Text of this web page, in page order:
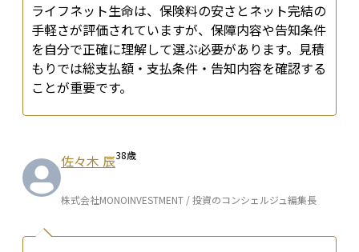
ライフネット生命は、保険料の安さとネット完結の
手軽さが評価されていますが、保障内容や告知条件
を自分で正確に理解して選ぶ必要があります。見積
もりでは総支払額・支払条件・告知内容を確認する
ことが重要です。
佐々木 辰38歳
株式会社MONOINVESTMENT / 投資のコンシェルジュ編集長